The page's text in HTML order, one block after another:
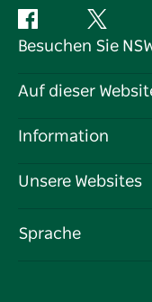
Facebook Twitter
Besuchen Sie
Kontaktieren Sie uns
Cookie-Hinweis
Auf dieser
Reiseziele
Veranstaltungen
Information
Reiseinformationen
Unternehmen in
Unsere Websites
Sprache